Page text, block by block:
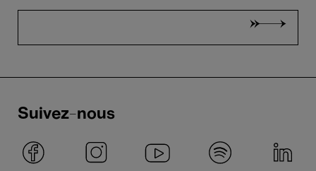
Suivez-nous